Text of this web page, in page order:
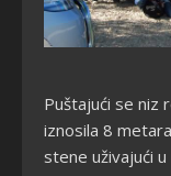
Puštajući se niz
iznosila 8
stene uživajući